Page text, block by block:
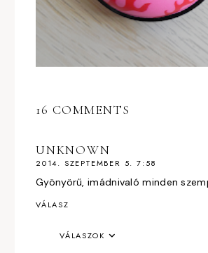
16 COMMENTS
UNKNOWN
2014. SZEPTEMBER 5. 7:58
Gyönyörű, imádnivaló minden
VÁLASZ
VÁLASZOK